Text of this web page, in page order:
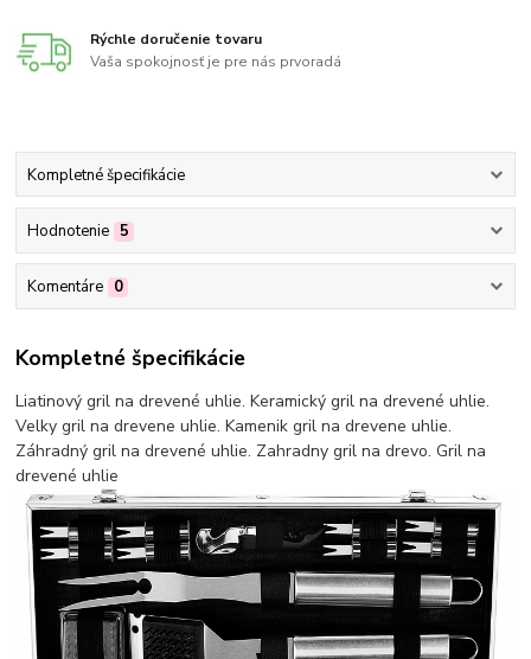
Rýchle doručenie tovaru
Vaša spokojnosť je pre nás prvoradá
Kompletné špecifikácie
Hodnotenie 5
Komentáre 0
Kompletné špecifikácie
Liatinový gril na drevené uhlie. Keramický gril na drevené uhlie.
Velky gril na drevene uhlie. Kamenik gril na drevene uhlie.
Záhradný gril na drevené uhlie. Zahradny gril na drevo. Gril na
drevené uhlie